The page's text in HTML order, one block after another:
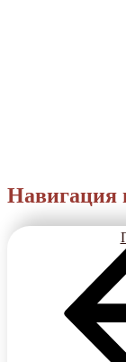
Навигация